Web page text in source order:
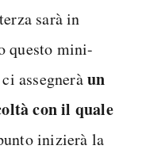
sarà in
questo mini-
assegneràun
con il quale
inizierà la